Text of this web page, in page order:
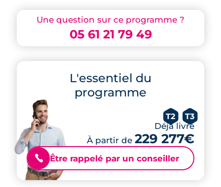
Une question sur ce programme ?
05 61 21 79 49
L'essentiel du
programme
T2 T3
Déjà livré
À partir de 229 277€
📞 Être rappelé par un conseiller